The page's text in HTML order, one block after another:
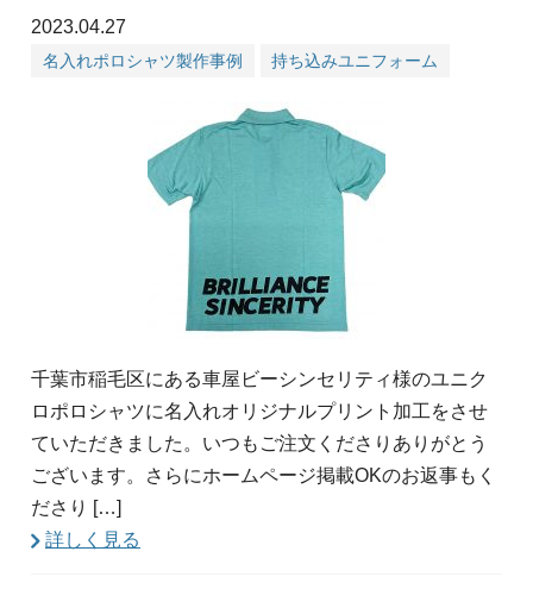
2023.04.27
名入れポロシャツ製作事例 持ち込みユニフォーム
千葉市稲毛区にある車屋ビーシンセリティ様のユニク
ロポロシャツに名入れオリジナルプリント加工をさせ
ていただきました。いつもご注文くださりありがとう
ございます。さらにホームページ掲載OKのお返事もく
ださり […]
詳しく見る